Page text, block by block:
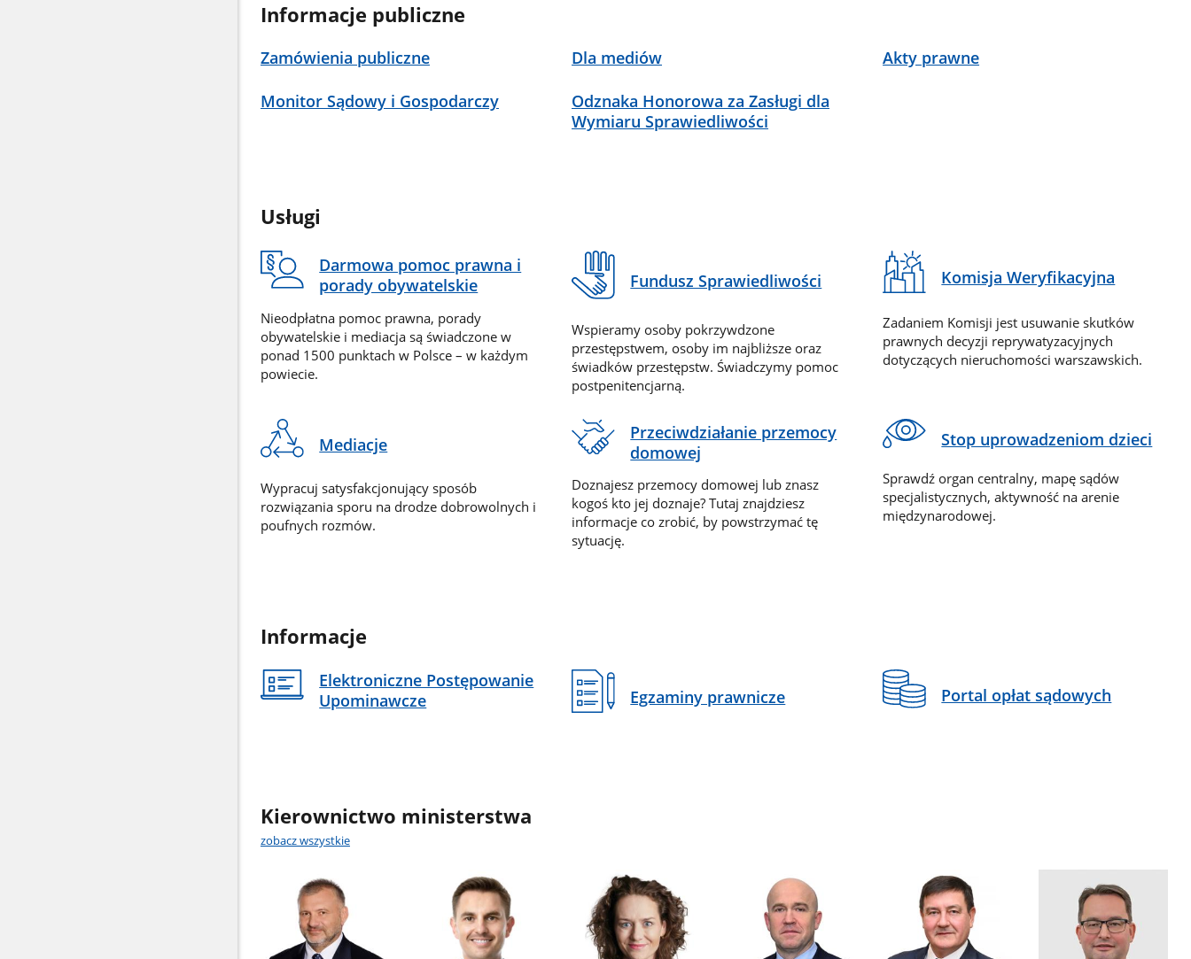
Informacje publiczne
Zamówienia publiczne Dla mediów Akty prawne
Monitor Sądowy i Gospodarczy
Odznaka Honorowa za Zasługi dla
Wymiaru Sprawiedliwości
Usługi
Darmowa pomoc prawna i
porady obywatelskie
Nieodpłatna pomoc prawna, porady
obywatelskie i mediacja są świadczone w
ponad 1500 punktach w Polsce – w każdym
powiecie.
Fundusz Sprawiedliwości
Wspieramy osoby pokrzywdzone
przestępstwem, osoby im najbliższe oraz
świadków przestępstw. Świadczymy pomoc
postpenitencjarną.
Komisja Weryfikacyjna
Zadaniem Komisji jest usuwanie skutków
prawnych decyzji reprywatyzacyjnych
dotyczących nieruchomości warszawskich.
Mediacje
Wypracuj satysfakcjonujący sposób
rozwiązania sporu na drodze dobrowolnych i
poufnych rozmów.
Przeciwdziałanie przemocy
domowej
Doznajesz przemocy domowej lub znasz
kogoś kto jej doznaje? Tutaj znajdziesz
informacje co zrobić, by powstrzymać tę
sytuację.
Stop uprowadzeniom dzieci
Sprawdź organ centralny, mapę sądów
specjalistycznych, aktywność na arenie
międzynarodowej.
Informacje
Elektroniczne Postępowanie
Upominawcze
Egzaminy prawnicze Portal opłat sądowych
Kierownictwo ministerstwa
zobacz wszystkie